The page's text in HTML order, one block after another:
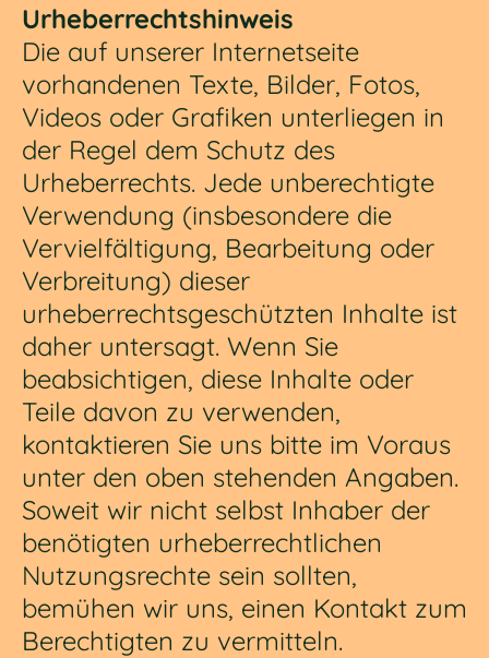
Urheberrechtshinweis
Die auf unserer Internetseite
vorhandenen Texte, Bilder, Fotos,
Videos oder Grafiken unterliegen in
der Regel dem Schutz des
Urheberrechts. Jede unberechtigte
Verwendung (insbesondere die
Vervielfältigung, Bearbeitung oder
Verbreitung) dieser
urheberrechtsgeschützten Inhalte ist
daher untersagt. Wenn Sie
beabsichtigen, diese Inhalte oder
Teile davon zu verwenden,
kontaktieren Sie uns bitte im Voraus
unter den oben stehenden Angaben.
Soweit wir nicht selbst Inhaber der
benötigten urheberrechtlichen
Nutzungsrechte sein sollten,
bemühen wir uns, einen Kontakt zum
Berechtigten zu vermitteln.